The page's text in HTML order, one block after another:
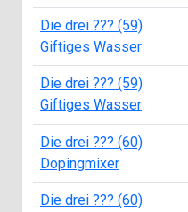
Die drei ??? (59)
Giftiges Wasser
Die drei ??? (59)
Giftiges Wasser
Die drei ??? (60)
Dopingmixer
Die drei ??? (60)